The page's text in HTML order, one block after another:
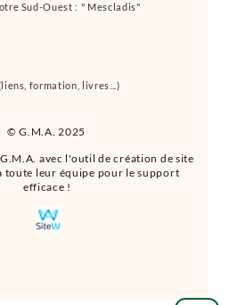
© G.M.A. 2025
avec l'outil de création de site
toute leur équipe pour le support
efficace !
Sud-Ouest : " Mescladis"
formation, livres...)